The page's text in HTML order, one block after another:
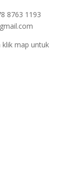
8763 1193
map untuk